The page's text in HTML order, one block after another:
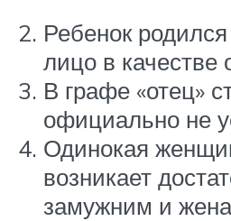
Ребенок
лицо в качестве
В графе «отец»
официально не
Одинокая
возникает
замужним и